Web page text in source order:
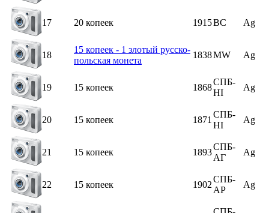
17 20 копеек 1915ВС Ag
18
15 копеек - 1 злотый русско-
польская монета
1838MW Ag
19 15 копеек 1868
СПБ-
HI
Ag
20 15 копеек 1871
СПБ-
HI
Ag
21 15 копеек 1893
СПБ-
AГ
Ag
22 15 копеек 1902
СПБ-
AP
Ag